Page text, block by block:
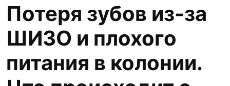
Потеря зубов из-за
ШИЗО и плохого
питания в колонии.